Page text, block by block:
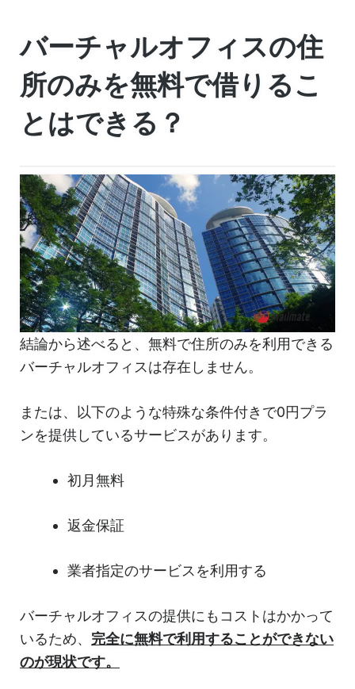
バーチャルオフィスの住
所のみを無料で借りるこ
とはできる？
結論から述べると、無料で住所のみを利用できる
バーチャルオフィスは存在しません。
または、以下のような特殊な条件付きで0円プラ
ンを提供しているサービスがあります。
初月無料
返金保証
業者指定のサービスを利用する
バーチャルオフィスの提供にもコストはかかって
いるため、 完全に無料で利用することができない
のが現状です。